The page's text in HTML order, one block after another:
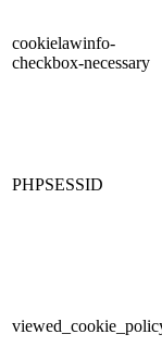
cookielawinfo-
checkbox-necessary
PHPSESSID